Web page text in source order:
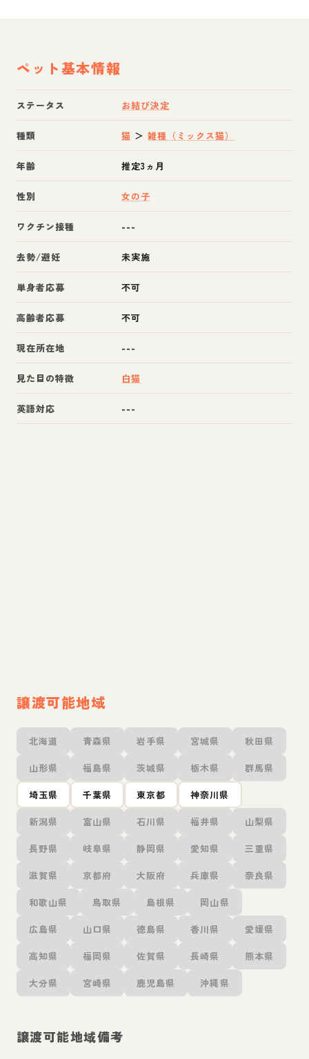
ペット基本情報
ステータス お結び決定
種類 猫 ＞雑種（ミックス猫）
年齢 推定3ヵ月
性別 女の子
ワクチン接種 ---
去勢/避妊 未実施
単身者応募 不可
高齢者応募 不可
現在所在地 ---
見た目の特徴 白猫
英語対応 ---
譲渡可能地域
北海道 青森県 岩手県 宮城県 秋田県
山形県 福島県 茨城県 栃木県 群馬県
埼玉県 千葉県 東京都 神奈川県
新潟県 富山県 石川県 福井県 山梨県
長野県 岐阜県 静岡県 愛知県 三重県
滋賀県 京都府 大阪府 兵庫県 奈良県
和歌山県 鳥取県 島根県 岡山県
広島県 山口県 徳島県 香川県 愛媛県
高知県 福岡県 佐賀県 長崎県 熊本県
大分県 宮崎県 鹿児島県 沖縄県
譲渡可能地域備考